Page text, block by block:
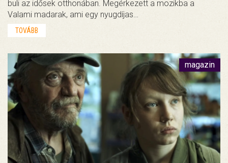
buli az idősek otthonában. Megérkezett a mozikba a
Valami madarak, ami egy nyugdíjas…
TOVÁBB
magazin